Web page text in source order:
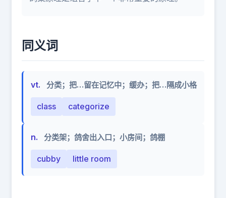
同义词
vt. 分类；把…留在记忆中；缓办；把…隔成小格
class categorize
n. 分类架；鸽舍出入口；小房间；鸽棚
cubby little room